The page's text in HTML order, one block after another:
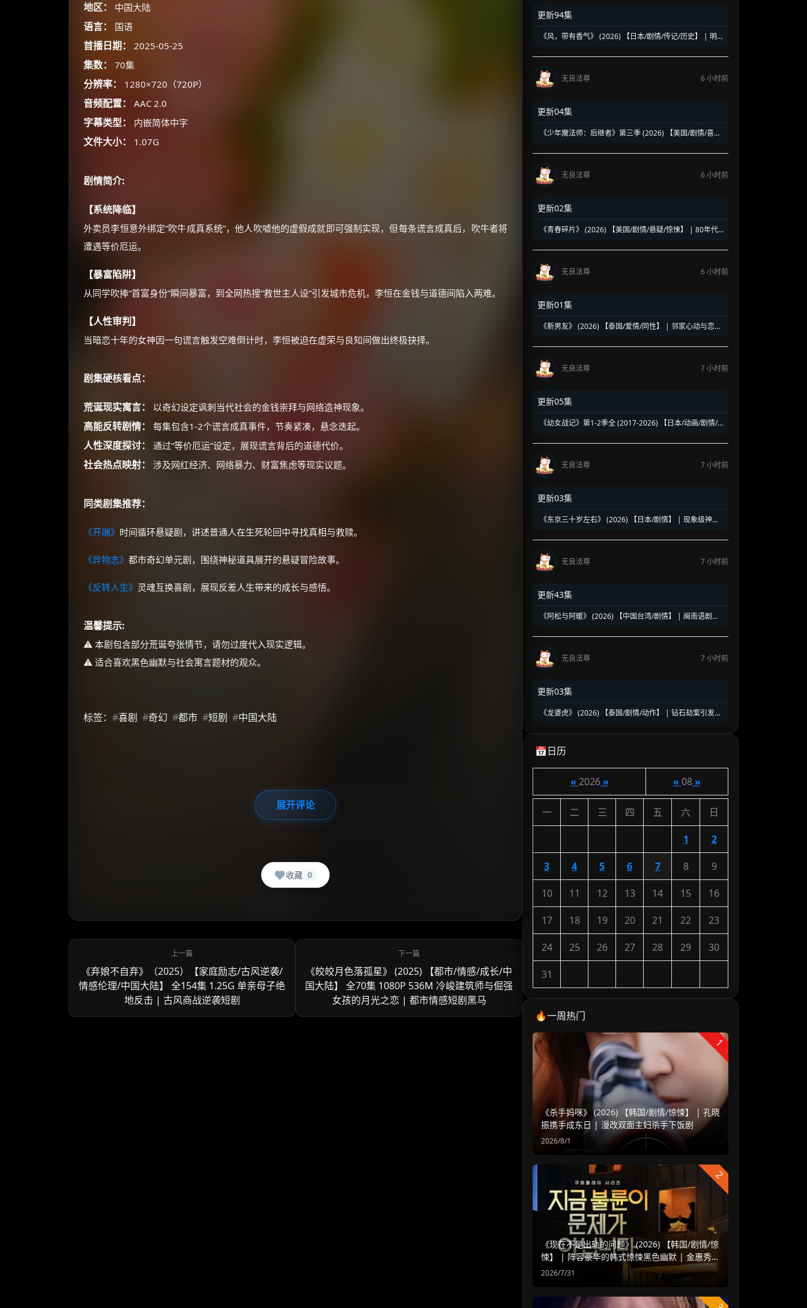
地区： 中国大陆
语言： 国语
首播日期： 2025-05-25
集数： 70集
分辨率： 1280×720（720P）
音频配置： AAC 2.0
字幕类型： 内嵌简体中字
文件大小： 1.07G
剧情简介:
【系统降临】
外卖员李恒意外绑定“吹牛成真系统”，他人吹嘘他的虚假成就即可强制实现，但每条谎言成真后，吹牛者将
遭遇等价厄运。
【暴富陷阱】
从同学吹捧“首富身份”瞬间暴富，到全网热搜“救世主人设”引发城市危机，李恒在金钱与道德间陷入两难。
【人性审判】
当暗恋十年的女神因一句谎言触发空难倒计时，李恒被迫在虚荣与良知间做出终极抉择。
剧集硬核看点：
荒诞现实寓言： 以奇幻设定讽刺当代社会的金钱崇拜与网络造神现象。
高能反转剧情： 每集包含1-2个谎言成真事件，节奏紧凑，悬念迭起。
人性深度探讨： 通过“等价厄运”设定，展现谎言背后的道德代价。
社会热点映射： 涉及网红经济、网络暴力、财富焦虑等现实议题。
同类剧集推荐：
《开端》 时间循环悬疑剧，讲述普通人在生死轮回中寻找真相与救赎。
《异物志》 都市奇幻单元剧，围绕神秘道具展开的悬疑冒险故事。
《反转人生》 灵魂互换喜剧，展现反差人生带来的成长与感悟。
温馨提示:
⚠️ 本剧包含部分荒诞夸张情节，请勿过度代入现实逻辑。
⚠️ 适合喜欢黑色幽默与社会寓言题材的观众。
标签： #喜剧 #奇幻 #都市 #短剧 #中国大陆
展开评论
收藏 0
《弃娘不自弃》‌（2025）【家庭励志/古风逆袭/
情感伦理/中国大陆】 全154集 1.25G 单亲母子绝
地反击 | 古风商战逆袭短剧
《皎皎月色落孤星》‌ (2025) 【都市/情感/成长/中
国大陆】 全70集 1080P 536M 冷峻建筑师与倔强
女孩的月光之恋 | 都市情感短剧黑马
更新94集
《风，带有香气》 (2026) 【日本/剧情/传记/历史】 | 明
醒之路
无良法尊
6 小时前
更新04集
《少年魔法师：后继者》第三季 (2026) 【美国/剧情/喜剧/
拯救家族
无良法尊
6 小时前
更新02集
《青春碎片》 (2026) 【美国/剧情/悬疑/惊悚】 | 80年代
无良法尊 6 小时前
更新01集
《新男友》 (2026) 【泰国/爱情/同性】 | 邻家心动与恋爱
无良法尊 7 小时前
更新05集
《幼女战记》第1-2季全 (2017-2026) 【日本/动画/剧情/
异世界神作
无良法尊
7 小时前
更新03集
《东京三十岁左右》 (2026) 【日本/剧情】 | 现象级神剧
无良法尊 7 小时前
更新43集
《阿松与阿暖》 (2026) 【中国台湾/剧情】 | 闽南语剧视
无良法尊 7 小时前
更新03集
《龙婆虎》 (2026) 【泰国/剧情/动作】 | 钻石劫案引发的
📅日历
« 2026» « 08»
一 二 三 四 五 六 日
1 2
3 4 5 6 7 8 9
10 11 12 13 14 15 16
17 18 19 20 21 22 23
24 25 26 27 28 29 30
31
🔥一周热门
1
《杀手妈咪》 (2026) 【韩国/剧情/惊悚】 | 孔晓
振携手成东日 | 漫改双面主妇杀手下饭剧
2026/8/1
2
《现在不是出轨的问题》 (2026) 【韩国/剧情/惊
悚】 | 阵容豪华的韩式惊悚黑色幽默 | 金惠秀 x
赵汝贞强强联手
2026/7/31
如夸克12个月送14天 最低75元！
还有支付宝现金红包、外卖红包、